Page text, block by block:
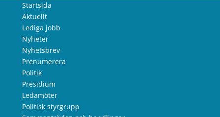
Startsida
Aktuellt
Lediga jobb
Nyheter
Nyhetsbrev
Prenumerera
Politik
Presidium
Ledamöter
Politisk styrgrupp